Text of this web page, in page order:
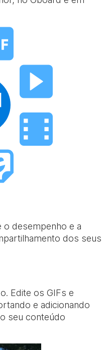
o desempenho e a
dos seus
Edite os GIFs e
e adicionando
seu conteúdo